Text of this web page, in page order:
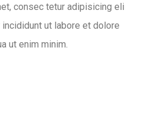
consec tetur adipisicing eli
ut labore et dolore
ut enim minim.